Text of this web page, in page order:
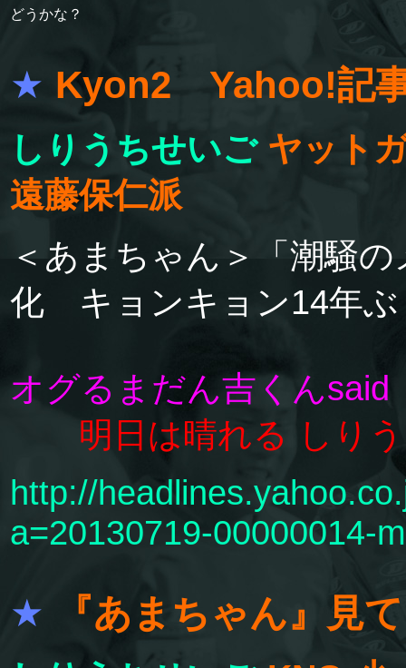
どうかな？
★ Kyon2 Yahoo!記
しりうちせいご ヤット
遠藤保仁派
＜あまちゃん＞「潮騒
化 キョンキョン14年ぶ
オグるまだん吉くんsaid
明日は晴れる しり
http://
a=20130719-00000014-
★ 『あまちゃん』見